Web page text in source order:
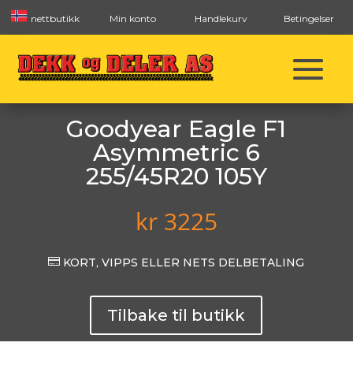
nettbutikk Min konto Handlekurv Betingelser
Goodyear Eagle F1
Asymmetric 6
255/45R20 105Y
kr3225
 KORT, VIPPS ELLER NETS DELBETALING
Tilbake til butikk